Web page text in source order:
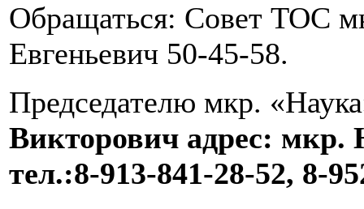
Обращаться: Совет ТОС
Евгеньевич 50-45-58.
Председателю мкр.
Викторович адрес: мкр.
тел.:8-913-841-28-52, 8-